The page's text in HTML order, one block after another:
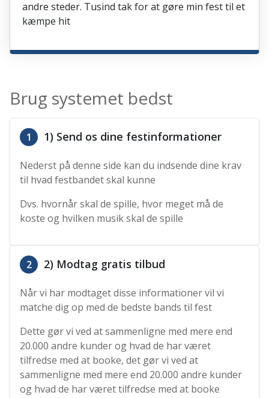
andre steder. Tusind tak for at gøre min fest til et
kæmpe hit
Brug systemet bedst
1 1) Send os dine festinformationer
Nederst på denne side kan du indsende dine krav
til hvad festbandet skal kunne
Dvs. hvornår skal de spille, hvor meget må de
koste og hvilken musik skal de spille
2 2) Modtag gratis tilbud
Når vi har modtaget disse informationer vil vi
matche dig op med de bedste bands til fest
Dette gør vi ved at sammenligne med mere end
20.000 andre kunder og hvad de har været
tilfredse med at booke, det gør vi ved at
sammenligne med mere end 20.000 andre kunder
og hvad de har været tilfredse med at booke